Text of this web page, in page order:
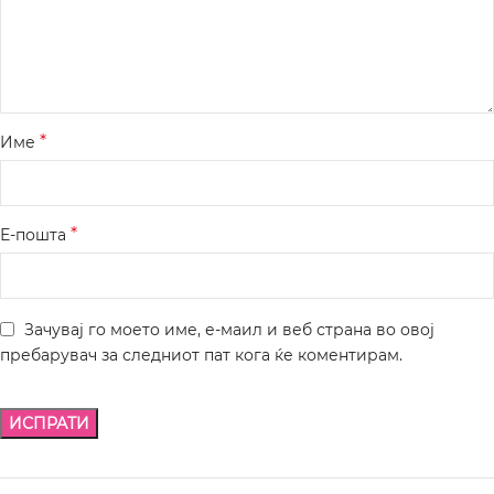
Име *
Е-пошта *
Зачувај го моето име, е-маил и веб страна во овој
пребарувач за следниот пат кога ќе коментирам.